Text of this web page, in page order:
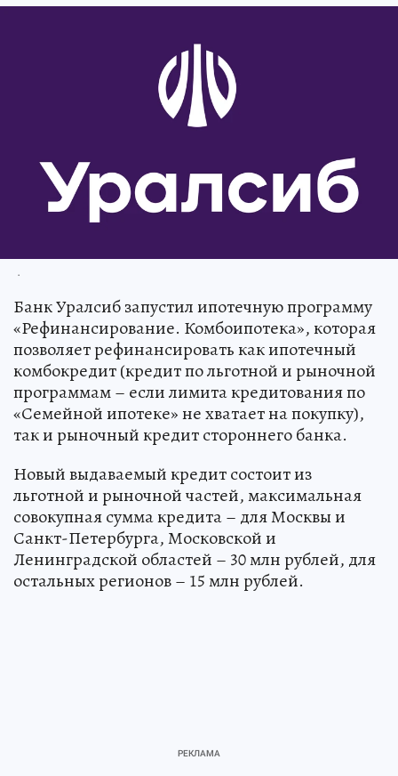
.
Банк Уралсиб запустил ипотечную программу
«Рефинансирование. Комбоипотека», которая
позволяет рефинансировать как ипотечный
комбокредит (кредит по льготной и рыночной
программам – если лимита кредитования по
«Семейной ипотеке» не хватает на покупку),
так и рыночный кредит стороннего банка.
Новый выдаваемый кредит состоит из
льготной и рыночной частей, максимальная
совокупная сумма кредита – для Москвы и
Санкт-Петербурга, Московской и
Ленинградской областей – 30 млн рублей, для
остальных регионов – 15 млн рублей.